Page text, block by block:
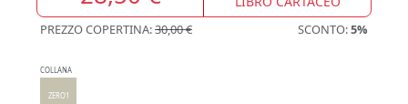
PREZZO COPERTINA:30,00 € SCONTO:5%
COLLANA
ZERO1